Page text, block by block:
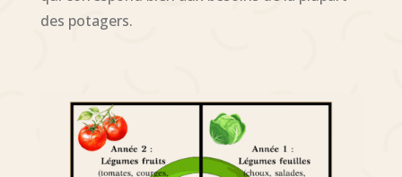
des potagers.